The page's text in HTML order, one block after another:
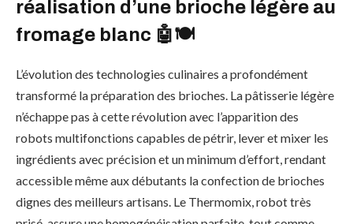
réalisation d’une brioche légère au
fromage blanc 🤖🍽️
L’évolution des technologies culinaires a profondément
transformé la préparation des brioches. La pâtisserie légère
n’échappe pas à cette révolution avec l’apparition des
robots multifonctions capables de pétrir, lever et mixer les
ingrédients avec précision et un minimum d’effort, rendant
accessible même aux débutants la confection de brioches
dignes des meilleurs artisans. Le Thermomix, robot très